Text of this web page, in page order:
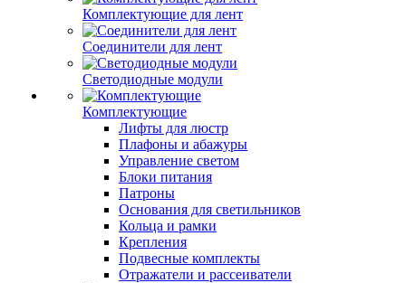
Комплектующие для лент
Соединители для лент
Светодиодные модули
Комплектующие
Лифты для люстр
Плафоны и абажуры
Управление светом
Блоки питания
Патроны
Основания для светильников
Кольца и рамки
Крепления
Подвесные комплекты
Отражатели и рассеиватели